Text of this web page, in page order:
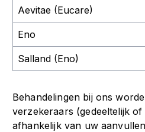
Aevitae (Eucare)
Eno
Salland (Eno)
Behandelingen bij ons
verzekeraars (gedeeltelijk
afhankelijk van uw